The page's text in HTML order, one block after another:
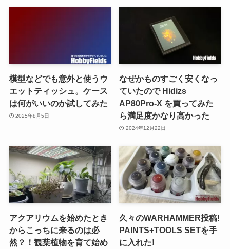
模型などでも意外と使うウ
エットティッシュ。ケース
は何がいいのか試してみた
2025年8月5日
なぜかものすごく安くなっ
ていたので Hidizs
AP80Pro-X を買ってみた
ら満足度かなり高かった
2024年12月22日
アクアリウムを始めたとき
からこっちに来るのは必
然？！観葉植物を育て始め
久々のWARHAMMER投稿!
PAINTS+TOOLS SETを手
に入れた!